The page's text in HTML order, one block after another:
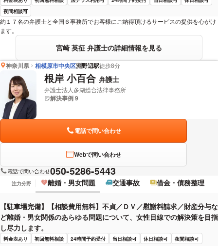
夜間相談可
約１７名の弁護士と全国６事務所でお客様にご納得頂けるサービスの提供を心がけ
ます。
宮崎 英征 弁護士の詳細情報を見る
神奈川県 相模原市中央区淵野辺駅徒歩8分
根岸 小百合 弁護士
弁護士法人多湖総合法律事務所
解決事例 9
電話で問い合わせ
Webで問い合わせ
電話で問い合わせ050-5286-5443
注力分野 離婚・男女問題 交通事故 借金・債務整理
【駐車場完備】【相談費用無料】不貞／ＤＶ／慰謝料請求／財産分与な
ど離婚・男女関係のあらゆる問題について、女性目線での解決策を目指
し尽力します。
料金表あり 初回無料相談 24時間予約受付 当日相談可 休日相談可 夜間相談可